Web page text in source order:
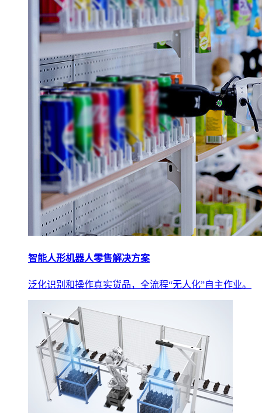
智能人形机器人零售解决方案
泛化识别和操作真实货品，全流程“无人化”自主作业。